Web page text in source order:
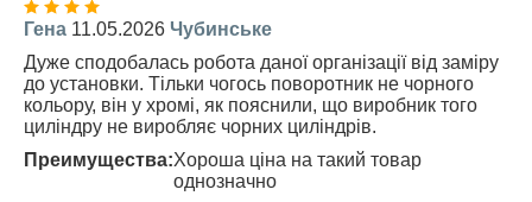
Гена 11.05.2026 Чубинське
Дуже сподобалась робота даної організації від заміру
до установки. Тільки чогось поворотник не чорного
кольору, він у хромі, як пояснили, що виробник того
циліндру не виробляє чорних циліндрів.
Преимущества:Хороша ціна на такий товар
однозначно